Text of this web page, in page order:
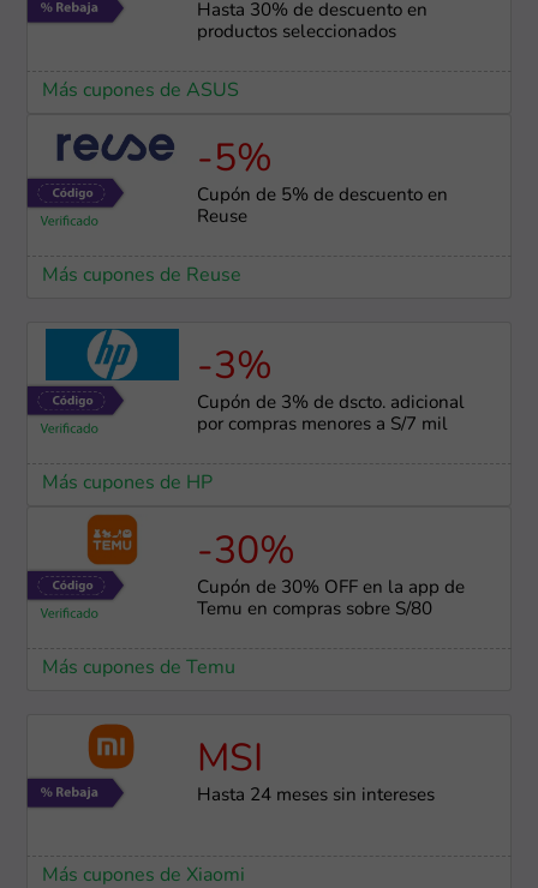
Hasta 30% de descuento en
productos seleccionados
Más cupones de ASUS
-5%
Cupón de 5% de descuento en
Reuse
Más cupones de Reuse
-3%
Cupón de 3% de dscto. adicional
por compras menores a S/7 mil
Más cupones de HP
-30%
Cupón de 30% OFF en la app de
Temu en compras sobre S/80
Más cupones de Temu
MSI
Hasta 24 meses sin intereses
Más cupones de Xiaomi